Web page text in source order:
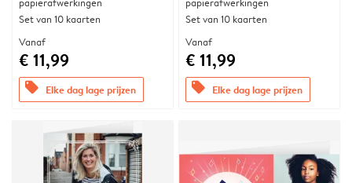
Set van 10 kaarten
Vanaf
€ 11,99
offers Elke dag lage prijzen
Set van 10 kaarten
Vanaf
€ 11,99
offers Elke dag lage prijzen